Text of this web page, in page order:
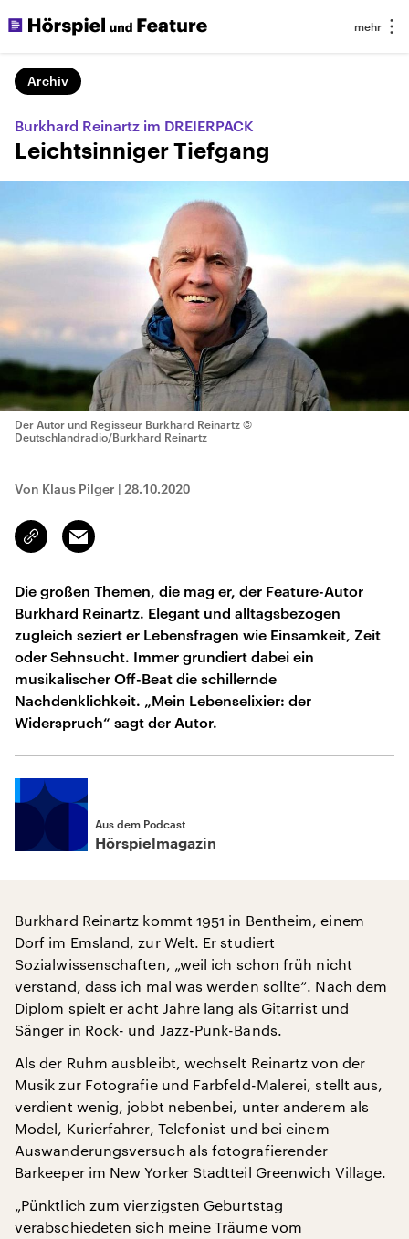
Archiv
Burkhard Reinartz im DREIERPACK
Leichtsinniger Tiefgang
Der Autor und Regisseur Burkhard Reinartz ©
Deutschlandradio/Burkhard Reinartz
Von Klaus Pilger | 28.10.2020
Link
kopieren/teilen
Email
Die großen Themen, die mag er, der Feature-Autor
Burkhard Reinartz. Elegant und alltagsbezogen
zugleich seziert er Lebensfragen wie Einsamkeit, Zeit
oder Sehnsucht. Immer grundiert dabei ein
musikalischer Off-Beat die schillernde
Nachdenklichkeit. „Mein Lebenselixier: der
Widerspruch“ sagt der Autor.
Aus dem Podcast
Hörspielmagazin
Burkhard Reinartz kommt 1951 in Bentheim, einem
Dorf im Emsland, zur Welt. Er studiert
Sozialwissenschaften, „weil ich schon früh nicht
verstand, dass ich mal was werden sollte“. Nach dem
Diplom spielt er acht Jahre lang als Gitarrist und
Sänger in Rock- und Jazz-Punk-Bands.
Als der Ruhm ausbleibt, wechselt Reinartz von der
Musik zur Fotografie und Farbfeld-Malerei, stellt aus,
verdient wenig, jobbt nebenbei, unter anderem als
Model, Kurierfahrer, Telefonist und bei einem
Auswanderungsversuch als fotografierender
Barkeeper im New Yorker Stadtteil Greenwich Village.
„Pünktlich zum vierzigsten Geburtstag
verabschiedeten sich meine Träume vom